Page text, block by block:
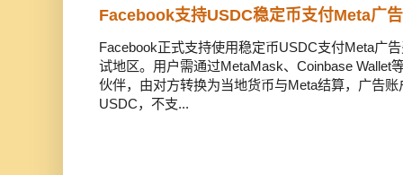
Facebook支持USDC稳定币支付Meta广
Facebook正式支持使用稳定币USDC支付Meta广
试地区。用户需通过MetaMask、Coinbase Wallet
伙伴，由对方转换为当地货币与Meta结算，广告
USDC，不支...